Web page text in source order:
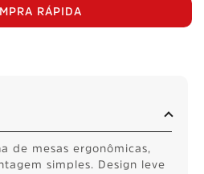
RÁPIDA
de mesas ergonômicas,
simples. Design leve